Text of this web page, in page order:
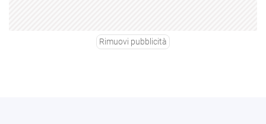
Rimuovi pubblicità